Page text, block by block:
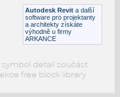
Hard-Autodesk Revit a další
software pro projektanty
a architekty získáte
výhodně u firmy
ARKANCE
detail součást
free block library